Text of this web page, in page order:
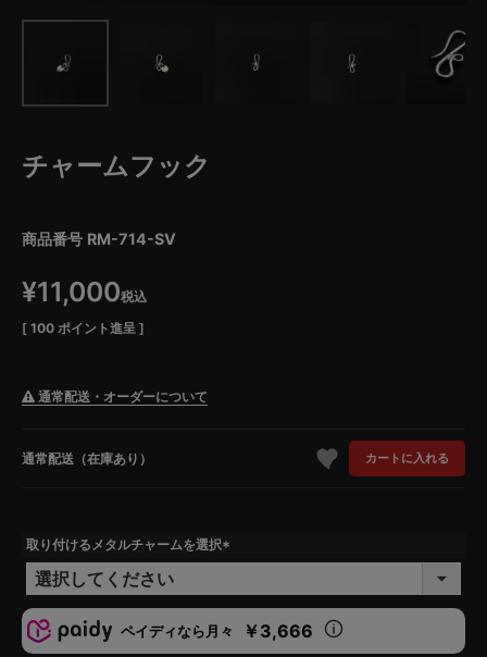
チャームフック
商品番号 RM-714-SV
¥11,000税込
[ 100 ポイント進呈 ]
通常配送・オーダーについて
通常配送（在庫あり） カートに入れる
取り付けるメタルチャームを選択
(
ペイディなら月々 ￥3,666